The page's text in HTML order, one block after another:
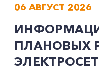
06 АВГУСТ 2026
ПЛАНОВЫХ